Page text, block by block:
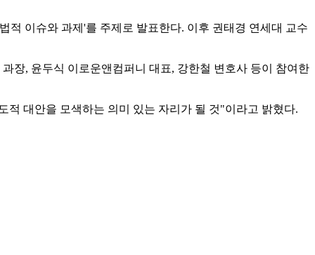
적 이슈와 과제'를 주제로 발표한다. 이후 권태경 연세대 교수
장, 윤두식 이로운앤컴퍼니 대표, 강한철 변호사 등이 참여한
적 대안을 모색하는 의미 있는 자리가 될 것"이라고 밝혔다.